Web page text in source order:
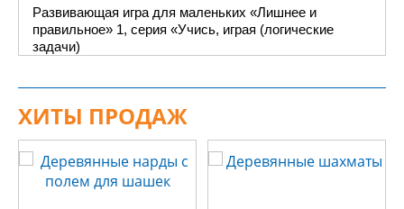
Развивающая игра для маленьких «Лишнее и
правильное» 1, серия «Учись, играя (логические
задачи)
ХИТЫ ПРОДАЖ